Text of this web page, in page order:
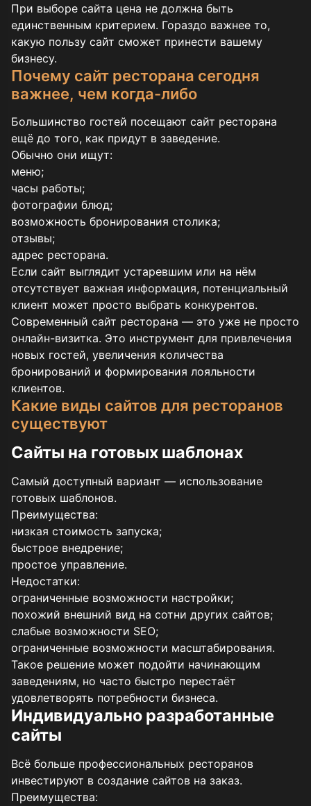
При выборе сайта цена не должна быть
единственным критерием. Гораздо важнее то,
какую пользу сайт сможет принести вашему
бизнесу.
Почему сайт ресторана сегодня
важнее, чем когда-либо
Большинство гостей посещают сайт ресторана
ещё до того, как придут в заведение.
Обычно они ищут:
меню;
часы работы;
фотографии блюд;
возможность бронирования столика;
отзывы;
адрес ресторана.
Если сайт выглядит устаревшим или на нём
отсутствует важная информация, потенциальный
клиент может просто выбрать конкурентов.
Современный сайт ресторана — это уже не просто
онлайн-визитка. Это инструмент для привлечения
новых гостей, увеличения количества
бронирований и формирования лояльности
клиентов.
Какие виды сайтов для ресторанов
существуют
Сайты на готовых шаблонах
Самый доступный вариант — использование
готовых шаблонов.
Преимущества:
низкая стоимость запуска;
быстрое внедрение;
простое управление.
Недостатки:
ограниченные возможности настройки;
похожий внешний вид на сотни других сайтов;
слабые возможности SEO;
ограниченные возможности масштабирования.
Такое решение может подойти начинающим
заведениям, но часто быстро перестаёт
удовлетворять потребности бизнеса.
Индивидуально разработанные
сайты
Всё больше профессиональных ресторанов
инвестируют в создание сайтов на заказ.
Преимущества: